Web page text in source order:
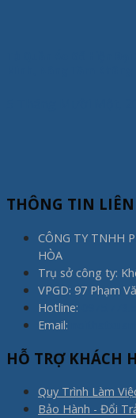
THÔNG TIN LIÊN
CÔNG TY TNHH
HÒA
Trụ sở công ty:
VPGD: 97 Phạm
Hotline:
Email:
HỖ TRỢ KHÁCH
Quy Trình Làm
Bảo Hành - Đổi